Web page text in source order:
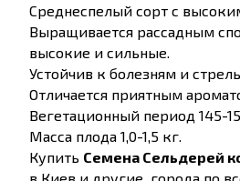
Среднеспелый сорт с
Выращивается рассадным
высокие и сильные.
Устойчив к болезням и
Отличается приятным
Вегетационный период 145-
Масса плода 1,0-1,5 кг.
Купить Семена Сельдерей
в Киев и другие города по